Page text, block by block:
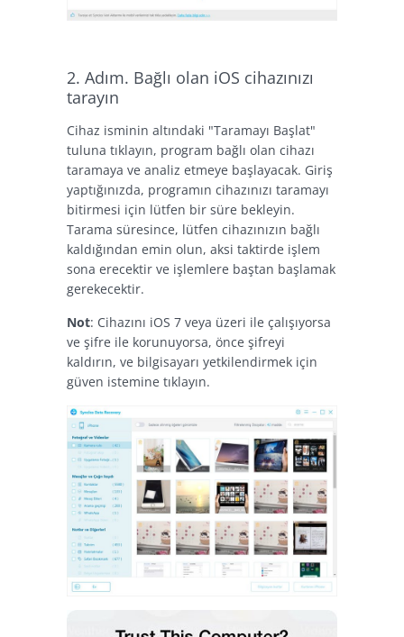
2. Adım. Bağlı olan iOS cihazınızı
tarayın
Cihaz isminin altındaki "Taramayı Başlat"
tuluna tıklayın, program bağlı olan cihazı
taramaya ve analiz etmeye başlayacak. Giriş
yaptığınızda, programın cihazınızı taramayı
bitirmesi için lütfen bir süre bekleyin.
Tarama süresince, lütfen cihazınızın bağlı
kaldığından emin olun, aksi taktirde işlem
sona erecektir ve işlemlere baştan başlamak
gerekecektir.
Not: Cihazını iOS 7 veya üzeri ile çalışıyorsa
ve şifre ile korunuyorsa, önce şifreyi
kaldırın, ve bilgisayarı yetkilendirmek için
güven istemine tıklayın.